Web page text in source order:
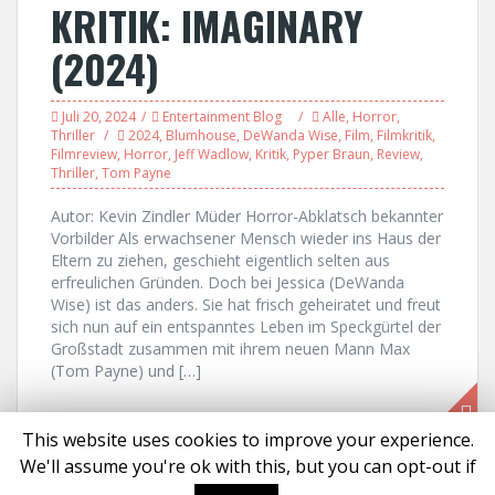
KRITIK: IMAGINARY
(2024)
Juli 20, 2024 Entertainment Blog Alle, Horror,
Thriller
2024, Blumhouse, DeWanda Wise, Film, Filmkritik,
Filmreview, Horror, Jeff Wadlow, Kritik, Pyper Braun, Review,
Thriller, Tom Payne
Autor: Kevin Zindler Müder Horror-Abklatsch bekannter
Vorbilder Als erwachsener Mensch wieder ins Haus der
Eltern zu ziehen, geschieht eigentlich selten aus
erfreulichen Gründen. Doch bei Jessica (DeWanda
Wise) ist das anders. Sie hat frisch geheiratet und freut
sich nun auf ein entspanntes Leben im Speckgürtel der
Großstadt zusammen mit ihrem neuen Mann Max
(Tom Payne) und […]
Proudly powered by WordPress |Theme: Solon by aThemes
This website uses cookies to improve your experience.
We'll assume you're ok with this, but you can opt-out if